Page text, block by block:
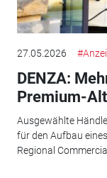
27.05.2026
DENZA:
Premium-
Ausgewählte
für den Aufbau
Regional